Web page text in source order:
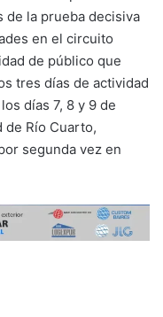
de la prueba decisiva
en el circuito
de público que
tres días de actividad
días 7, 8 y 9 de
de Río Cuarto,
segunda vez en